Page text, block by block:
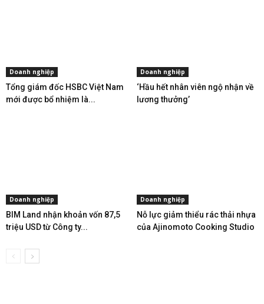
Doanh nghiệp
Tổng giám đốc HSBC Việt Nam
mới được bổ nhiệm là...
Doanh nghiệp
‘Hầu hết nhân viên ngộ nhận về
lương thưởng’
Doanh nghiệp
BIM Land nhận khoản vốn 87,5
triệu USD từ Công ty...
Doanh nghiệp
Nỗ lực giảm thiểu rác thải nhựa
của Ajinomoto Cooking Studio